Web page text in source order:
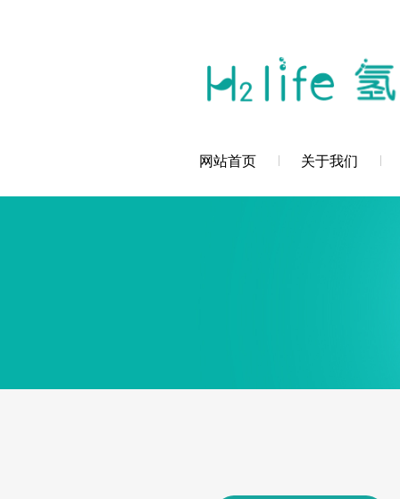
网站首页 关于我们